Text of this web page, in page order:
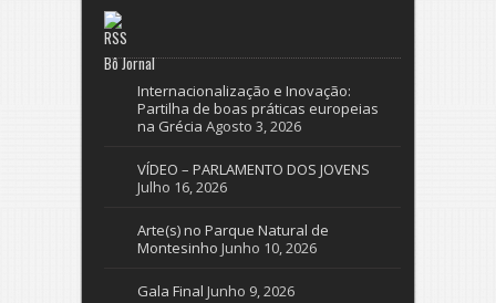
Bô Jornal
Internacionalização e Inovação:
Partilha de boas práticas europeias
na Grécia Agosto 3, 2026
VÍDEO – PARLAMENTO DOS JOVENS
Julho 16, 2026
Arte(s) no Parque Natural de
Montesinho Junho 10, 2026
Gala Final Junho 9, 2026